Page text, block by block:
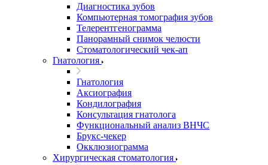
Диагностика зубов
Компьютерная томография зубов
Телерентгенограмма
Панорамный снимок челюсти
Стоматологический чек-ап
Гнатология
Гнатология
Аксиография
Кондилография
Консультация гнатолога
Функциональный анализ ВНЧС
Брукс-чекер
Окклюзиограмма
Хирургическая стоматология